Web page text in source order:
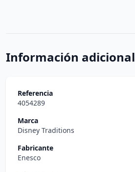
Información adicional
Referencia
4054289
Marca
Disney Traditions
Fabricante
Enesco